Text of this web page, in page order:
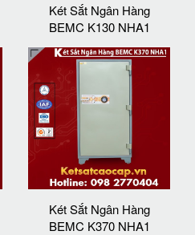
Két Sắt Ngân Hàng
BEMC K130 NHA1
Két Sắt Ngân Hàng
BEMC K370 NHA1